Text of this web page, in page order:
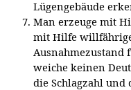
Lügengebäude
Man erzeuge mit
mit Hilfe
Ausnahmezustand
weiche keinen
die Schlagzahl